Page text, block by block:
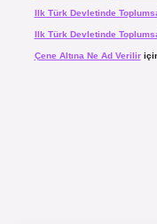
Ilk Türk Devletinde
Ilk Türk Devletinde
Çene Altına Ne Ad Verilir